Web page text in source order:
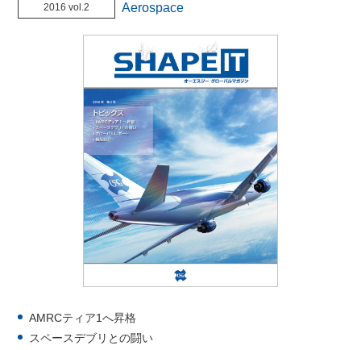
2016 vol.2 Aerospace
AMRCティア1へ昇格
スペースデブリとの闘い